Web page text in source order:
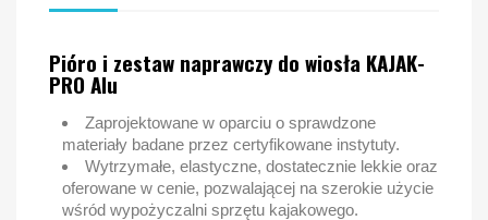
Pióro i zestaw naprawczy do wiosła KAJAK-
PRO Alu
Zaprojektowane w oparciu o sprawdzone
materiały badane przez certyfikowane instytuty.
Wytrzymałe, elastyczne, dostatecznie lekkie oraz
oferowane w cenie, pozwalającej na szerokie użycie
wśród wypożyczalni sprzętu kajakowego.